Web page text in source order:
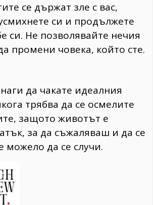
се държат зле с вас,
си и продължете
си. Не позволявайте нечия
промени човека, който сте.
да чакате идеалния
трябва да се осмелите
защото животът е
за да съжаляваш и да се
можело да се случи.